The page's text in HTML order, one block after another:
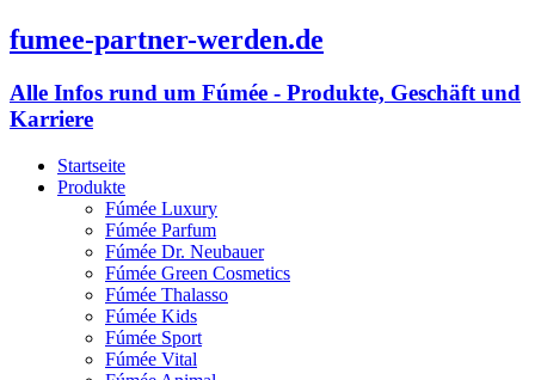
fumee-partner-werden.de
Alle Infos rund um Fúmée - Produkte, Geschäft und
Karriere
Startseite
Produkte
Fúmée Luxury
Fúmée Parfum
Fúmée Dr. Neubauer
Fúmée Green Cosmetics
Fúmée Thalasso
Fúmée Kids
Fúmée Sport
Fúmée Vital